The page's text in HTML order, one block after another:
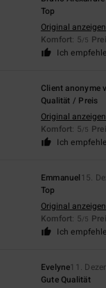
Top
Original
Komfort: 5/5
Ich
Client anonyme
Qualität / Preis
Original
Komfort: 5/5
Ich
Emmanuel 15.
Top
Original
Komfort: 5/5
Ich
Evelyne11.
Gute Qualität